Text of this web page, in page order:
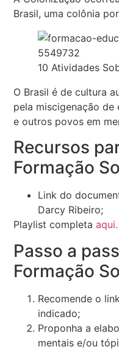
Brasil, uma colônia
10 Atividades
O Brasil é de cultura
pela miscigenação de
e outros povos em
Recursos
Formação
Link do
Darcy Ribeiro;
Playlist completa aqui.
Passo a
Formação
Recomende o
indicado;
Proponha a
mentais e/ou